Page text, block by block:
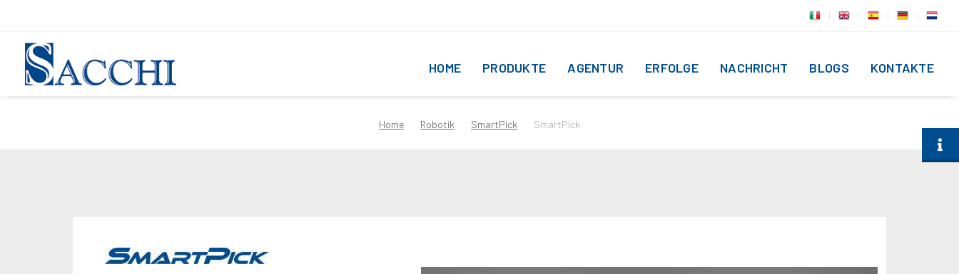
HOME PRODUKTE AGENTUR ERFOLGE NACHRICHT BLOGS KONTAKTE
Home Robotik SmartPick SmartPick